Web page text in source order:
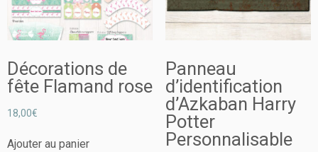
Décorations de
fête Flamand rose
18,00€
Ajouter au panier
Panneau
d’identification
d’Azkaban Harry
Potter
Personnalisable